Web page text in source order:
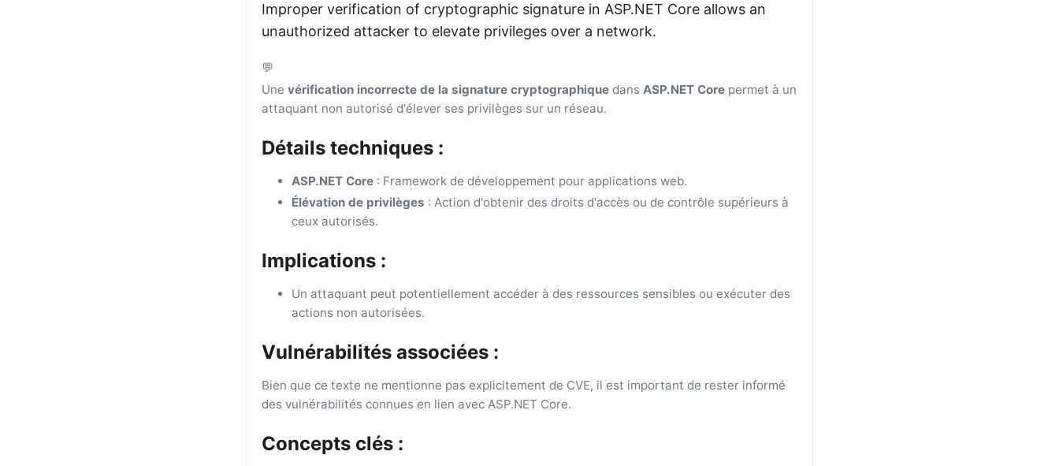
Improper verification of cryptographic signature in ASP.NET Core allows an
unauthorized attacker to elevate privileges over a network.
💬
Unevérification incorrecte de la signature cryptographique dansASP.NET Core permet à un
attaquant non autorisé d'élever ses privilèges sur un réseau.
Détails techniques :
ASP.NET Core: Framework de développement pour applications web.
Élévation de privilèges : Action d'obtenir des droits d'accès ou de contrôle supérieurs à
ceux autorisés.
Implications :
Un attaquant peut potentiellement accéder à des ressources sensibles ou exécuter des
actions non autorisées.
Vulnérabilités associées :
Bien que ce texte ne mentionne pas explicitement de CVE, il est important de rester informé
des vulnérabilités connues en lien avec ASP.NET Core.
Concepts clés :